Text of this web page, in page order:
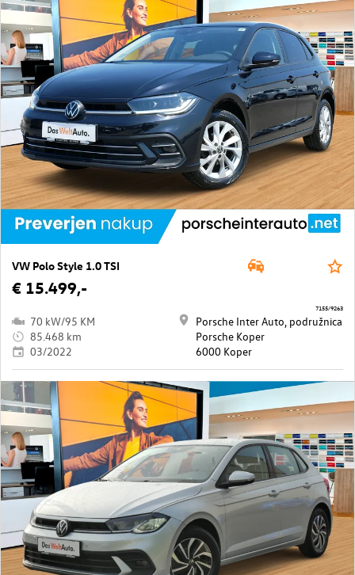
VW Polo Style 1.0 TSI
€ 15.499,-
70 kW/95 KM
85.468 km
03/2022
Porsche Inter Auto, podružnica
Porsche Koper
6000 Koper
7155/9263